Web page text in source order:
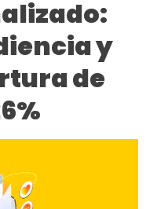
y
de